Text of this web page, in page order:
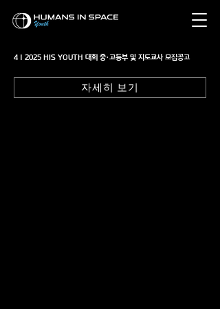
4 | 2025 HIS YOUTH 대회 중·고등부 및 지도교사 모집공고
자세히 보기